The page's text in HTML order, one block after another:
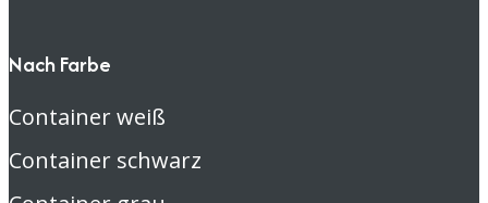
Nach Farbe
Container weiß
Container schwarz